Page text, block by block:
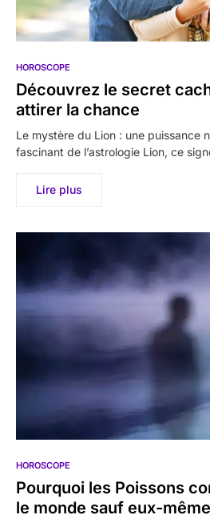
HOROSCOPE
Découvrez le secret
attirer la chance
Le mystère du Lion : une puissance
fascinant de l’astrologie Lion, ce
Lire plus
HOROSCOPE
Pourquoi les Poissons
le monde sauf eux-